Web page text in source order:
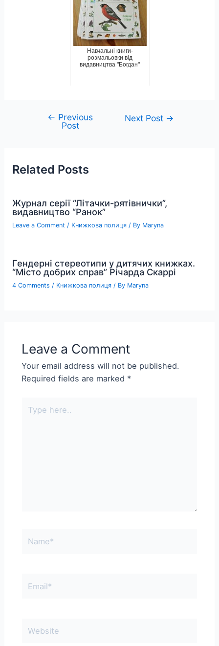
Навчальні книги-
розмальовки від
видавництва "Богдан"
navigation
← Previous
Post
Next Post →
Related Posts
Журнал серії “Літачки-рятівнички”,
видавництво “Ранок”
Leave a Comment / Книжкова полиця / By Maryna
Гендерні стереотипи у дитячих книжках.
“Місто добрих справ” Річарда Скаррі
4 Comments / Книжкова полиця / By Maryna
Leave a Comment
Your email address will not be published.
Required fields are marked *
here..